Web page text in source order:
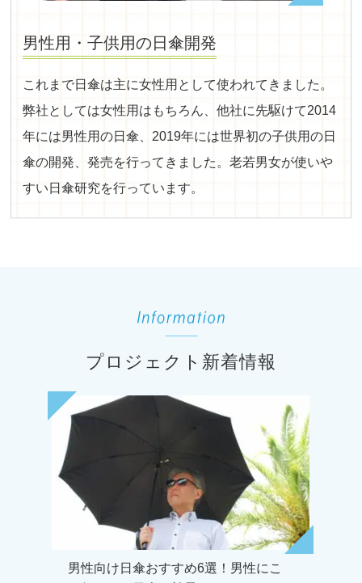
男性用・子供用の日傘開発
これまで日傘は主に女性用として使われてきました。
弊社としては女性用はもちろん、他社に先駆けて2014
年には男性用の日傘、2019年には世界初の子供用の日
傘の開発、発売を行ってきました。老若男女が使いや
すい日傘研究を行っています。
プロジェクト新着情報
男性向け日傘おすすめ6選！男性にこ